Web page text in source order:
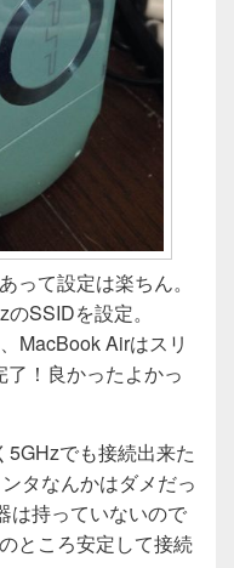
って設定は楽ちん。
SSIDを設定。
MacBook Airはスリ
！良かったよかっ
でも接続出来た
タなんかはダメだっ
は持っていないので
ところ安定して接続